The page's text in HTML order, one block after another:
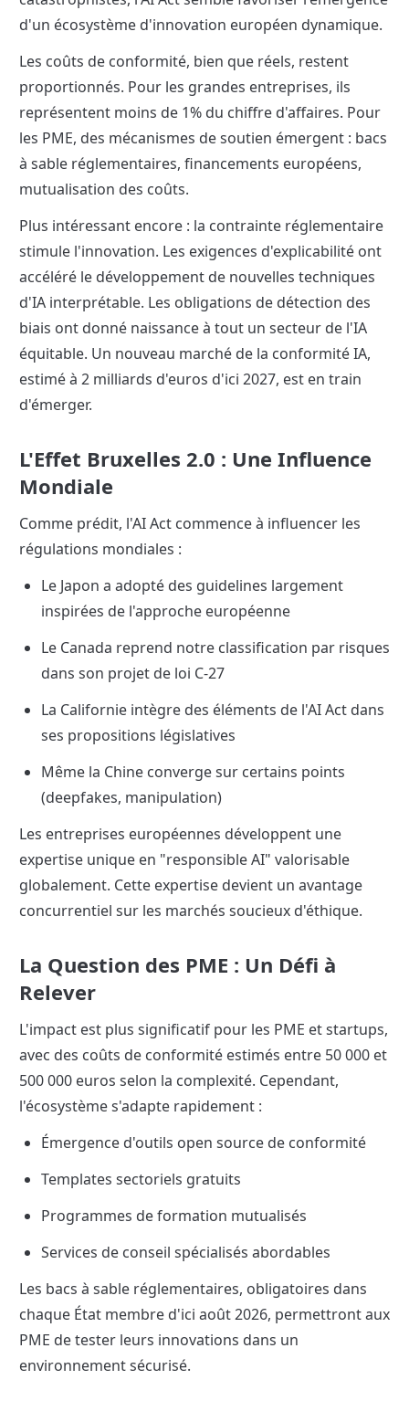
d'un écosystème d'innovation européen dynamique.
Les coûts de conformité, bien que réels, restent
proportionnés. Pour les grandes entreprises, ils
représentent moins de 1% du chiffre d'affaires. Pour
les PME, des mécanismes de soutien émergent : bacs
à sable réglementaires, financements européens,
mutualisation des coûts.
Plus intéressant encore : la contrainte réglementaire
stimule l'innovation. Les exigences d'explicabilité ont
accéléré le développement de nouvelles techniques
d'IA interprétable. Les obligations de détection des
biais ont donné naissance à tout un secteur de l'IA
équitable. Un nouveau marché de la conformité IA,
estimé à 2 milliards d'euros d'ici 2027, est en train
d'émerger.
L'Effet Bruxelles 2.0 : Une Influence
Mondiale
Comme prédit, l'AI Act commence à influencer les
régulations mondiales :
Le Japon a adopté des guidelines largement
inspirées de l'approche européenne
Le Canada reprend notre classification par risques
dans son projet de loi C-27
La Californie intègre des éléments de l'AI Act dans
ses propositions législatives
Même la Chine converge sur certains points
(deepfakes, manipulation)
Les entreprises européennes développent une
expertise unique en "responsible AI" valorisable
globalement. Cette expertise devient un avantage
concurrentiel sur les marchés soucieux d'éthique.
La Question des PME : Un Défi à
Relever
L'impact est plus significatif pour les PME et startups,
avec des coûts de conformité estimés entre 50 000 et
500 000 euros selon la complexité. Cependant,
l'écosystème s'adapte rapidement :
Émergence d'outils open source de conformité
Templates sectoriels gratuits
Programmes de formation mutualisés
Services de conseil spécialisés abordables
Les bacs à sable réglementaires, obligatoires dans
chaque État membre d'ici août 2026, permettront aux
PME de tester leurs innovations dans un
environnement sécurisé.